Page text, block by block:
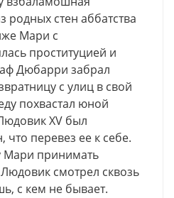
родных стен аббатства
Мари с
проституцией и
Дюбарри забрал
с улиц в свой
похвастал юной
XV был
что перевез ее к себе.
принимать
смотрел сквозь
с кем не бывает.